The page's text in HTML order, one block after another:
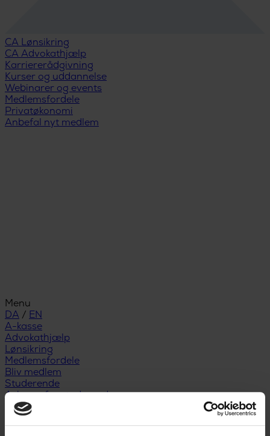
CA Lønsikring
CA Advokathjælp
Karriererådgivning
Kurser og uddannelse
Webinarer og events
Medlemsfordele
Privatøkonomi
Anbefal nyt medlem
Menu
DA / EN
A-kasse
Advokathjælp
Lønsikring
Medlemsfordele
Bliv medlem
Studerende
A-kasse for studerende
Studiestart
Snart færdiguddannet